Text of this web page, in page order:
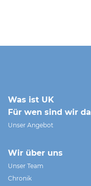
Was ist UK
Für wen sind wir da
Unser Angebot
Wir über uns
Unser Team
Chronik